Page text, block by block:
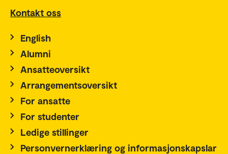
Kontakt oss
English
Alumni
Ansatteoversikt
Arrangementsoversikt
For ansatte
For studenter
Ledige stillinger
Personvernerklæring og informasjonskapslar